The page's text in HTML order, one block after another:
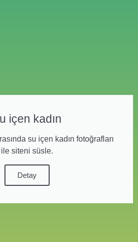
içen kadın
su içen kadın fotoğrafları
ile siteni süsle.
Detay